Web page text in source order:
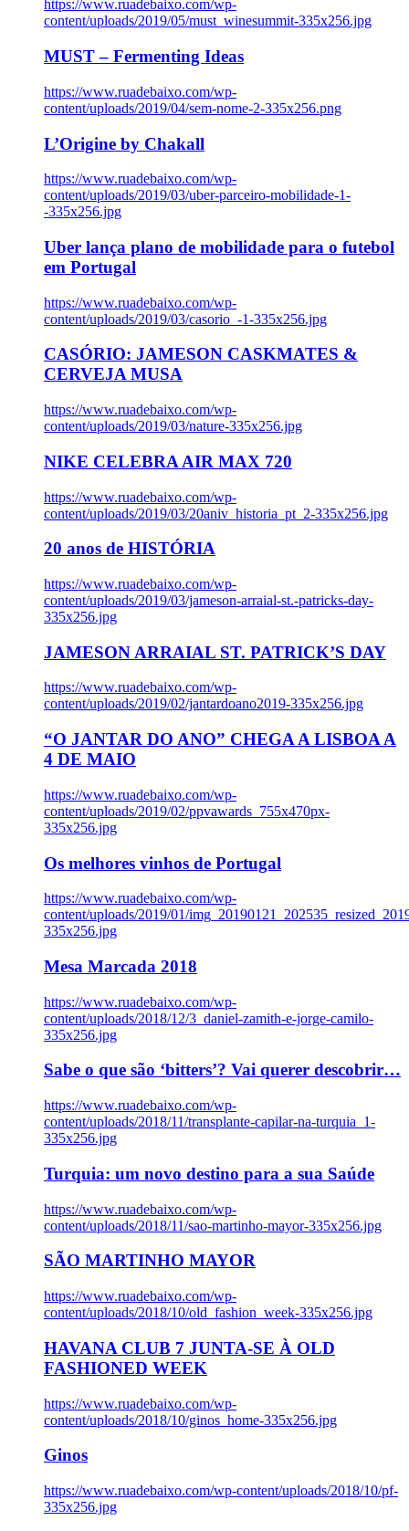
https://www.ruadebaixo.com/wp-
content/uploads/2019/05/must_winesummit-335x256.jpg
MUST – Fermenting Ideas
https://www.ruadebaixo.com/wp-
content/uploads/2019/04/sem-nome-2-335x256.png
L’Origine by Chakall
https://www.ruadebaixo.com/wp-
content/uploads/2019/03/uber-parceiro-mobilidade-1-
-335x256.jpg
Uber lança plano de mobilidade para o futebol
em Portugal
https://www.ruadebaixo.com/wp-
content/uploads/2019/03/casorio_-1-335x256.jpg
CASÓRIO: JAMESON CASKMATES &
CERVEJA MUSA
https://www.ruadebaixo.com/wp-
content/uploads/2019/03/nature-335x256.jpg
NIKE CELEBRA AIR MAX 720
https://www.ruadebaixo.com/wp-
content/uploads/2019/03/20aniv_historia_pt_2-335x256.jpg
20 anos de HISTÓRIA
https://www.ruadebaixo.com/wp-
content/uploads/2019/03/jameson-arraial-st.-patricks-day-
335x256.jpg
JAMESON ARRAIAL ST. PATRICK’S DAY
https://www.ruadebaixo.com/wp-
content/uploads/2019/02/jantardoano2019-335x256.jpg
“O JANTAR DO ANO” CHEGA A LISBOA A
4 DE MAIO
https://www.ruadebaixo.com/wp-
content/uploads/2019/02/ppvawards_755x470px-
335x256.jpg
Os melhores vinhos de Portugal
https://www.ruadebaixo.com/wp-
content/uploads/2019/01/
335x256.jpg
Mesa Marcada 2018
https://www.ruadebaixo.com/wp-
content/uploads/2018/12/3_daniel-zamith-e-jorge-camilo-
335x256.jpg
Sabe o que são ‘bitters’? Vai querer descobrir…
https://www.ruadebaixo.com/wp-
content/uploads/2018/11/transplante-capilar-na-turquia_1-
335x256.jpg
Turquia: um novo destino para a sua Saúde
https://www.ruadebaixo.com/wp-
content/uploads/2018/11/sao-martinho-mayor-335x256.jpg
SÃO MARTINHO MAYOR
https://www.ruadebaixo.com/wp-
content/uploads/2018/10/old_fashion_week-335x256.jpg
HAVANA CLUB 7 JUNTA-SE À OLD
FASHIONED WEEK
https://www.ruadebaixo.com/wp-
content/uploads/2018/10/ginos_home-335x256.jpg
Ginos
https://www.ruadebaixo.com/wp-content/uploads/2018/10/pf-
335x256.jpg